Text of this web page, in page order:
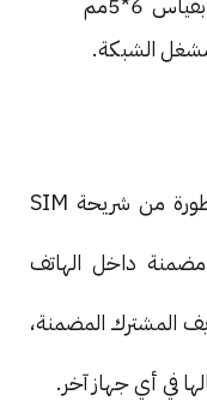
الشبكة.
تأتي شريحة esim كحُلة جديدة ومتطورة من شريحة SIM
مضمنة داخل الهاتف
المشترك المضمنة،
في أي جهاز آخر.